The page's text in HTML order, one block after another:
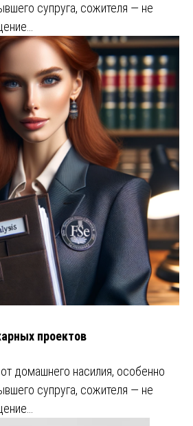
супруга, сожителя — не
проектов
домашнего насилия, особенно
супруга, сожителя — не